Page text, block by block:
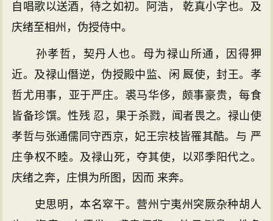
自唱歌以送酒，待之如初。阿浩， 乾真小字也。及
庆绪至相州，伪授侍中。
孙孝哲，契丹人也。母为禄山所通，因得狎
近。及禄山僭逆，伪授殿中监、闲 厩使，封王。孝
哲尤用事，亚于严庄。裘马华侈，颇事豪贵，每食
皆备珍馔。性残 忍，果于杀戮，闻者畏之。禄山使
孝哲与张通儒同守西京，妃王宗枝皆罹其酷。与 严
庄争权不睦。及禄山死，夺其使，以邓季阳代之。
庆绪之奔，庄惧为所图，因而 来奔。
史思明，本名窣干。营州宁夷州突厥杂种胡人